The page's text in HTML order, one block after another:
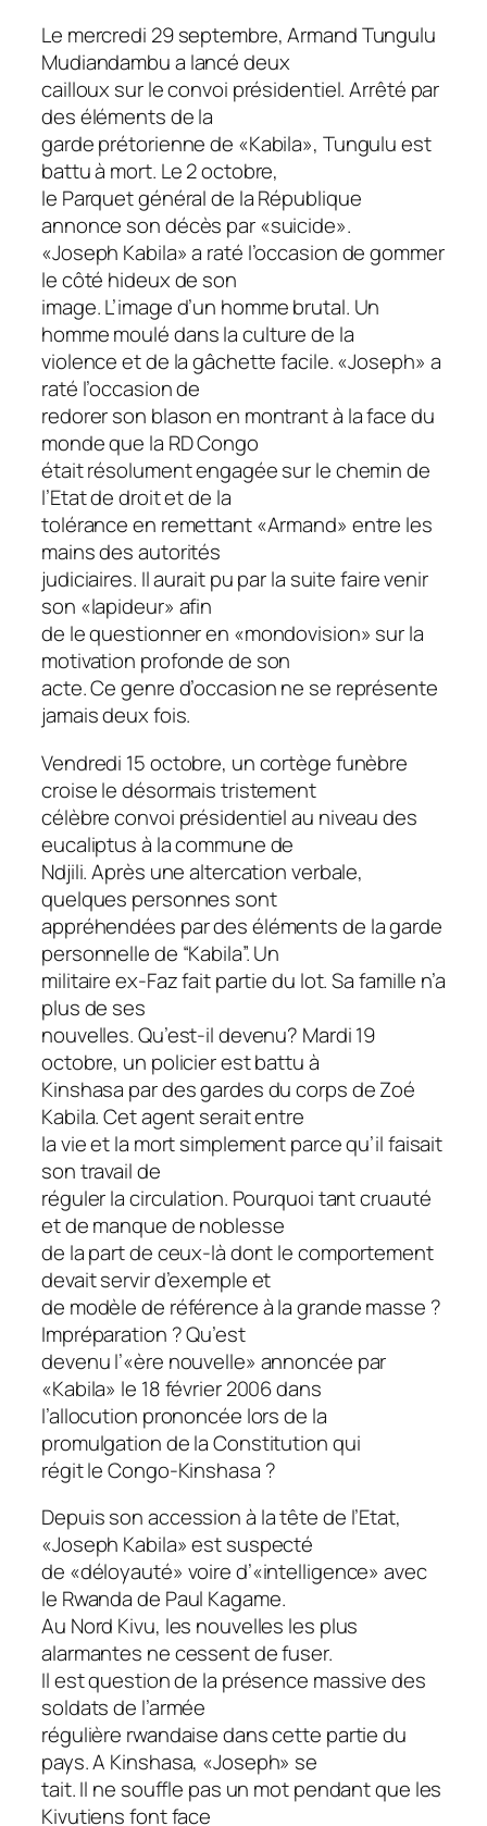
Le mercredi 29 septembre, Armand Tungulu
Mudiandambu a lancé deux
cailloux sur le convoi présidentiel. Arrêté par
des éléments de la
garde prétorienne de «Kabila», Tungulu est
battu à mort. Le 2 octobre,
le Parquet général de la République
annonce son décès par «suicide».
«Joseph Kabila» a raté l’occasion de gommer
le côté hideux de son
image. L’image d’un homme brutal. Un
homme moulé dans la culture de la
violence et de la gâchette facile. «Joseph» a
raté l’occasion de
redorer son blason en montrant à la face du
monde que la RD Congo
était résolument engagée sur le chemin de
l’Etat de droit et de la
tolérance en remettant «Armand» entre les
mains des autorités
judiciaires. Il aurait pu par la suite faire venir
son «lapideur» afin
de le questionner en «mondovision» sur la
motivation profonde de son
acte. Ce genre d’occasion ne se représente
jamais deux fois.
Vendredi 15 octobre, un cortège funèbre
croise le désormais tristement
célèbre convoi présidentiel au niveau des
eucaliptus à la commune de
Ndjili. Après une altercation verbale,
quelques personnes sont
appréhendées par des éléments de la garde
personnelle de “Kabila”. Un
militaire ex-Faz fait partie du lot. Sa famille n’a
plus de ses
nouvelles. Qu’est-il devenu? Mardi 19
octobre, un policier est battu à
Kinshasa par des gardes du corps de Zoé
Kabila. Cet agent serait entre
la vie et la mort simplement parce qu’il faisait
son travail de
réguler la circulation. Pourquoi tant cruauté
et de manque de noblesse
de la part de ceux-là dont le comportement
devait servir d’exemple et
de modèle de référence à la grande masse ?
Impréparation ? Qu’est
devenu l’«ère nouvelle» annoncée par
«Kabila» le 18 février 2006 dans
l’allocution prononcée lors de la
promulgation de la Constitution qui
régit le Congo-Kinshasa ?
Depuis son accession à la tête de l’Etat,
«Joseph Kabila» est suspecté
de «déloyauté» voire d’«intelligence» avec
le Rwanda de Paul Kagame.
Au Nord Kivu, les nouvelles les plus
alarmantes ne cessent de fuser.
Il est question de la présence massive des
soldats de l’armée
régulière rwandaise dans cette partie du
pays. A Kinshasa, «Joseph» se
tait. Il ne souffle pas un mot pendant que les
Kivutiens font face